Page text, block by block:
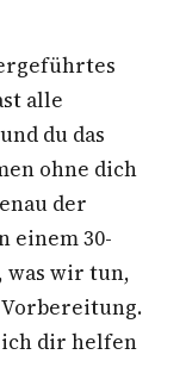
alle
du das
ohne dich
der
einem 30-
was wir tun,
dir helfen